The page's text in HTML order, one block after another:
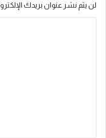
لن يتم نشر عنوان بريدك